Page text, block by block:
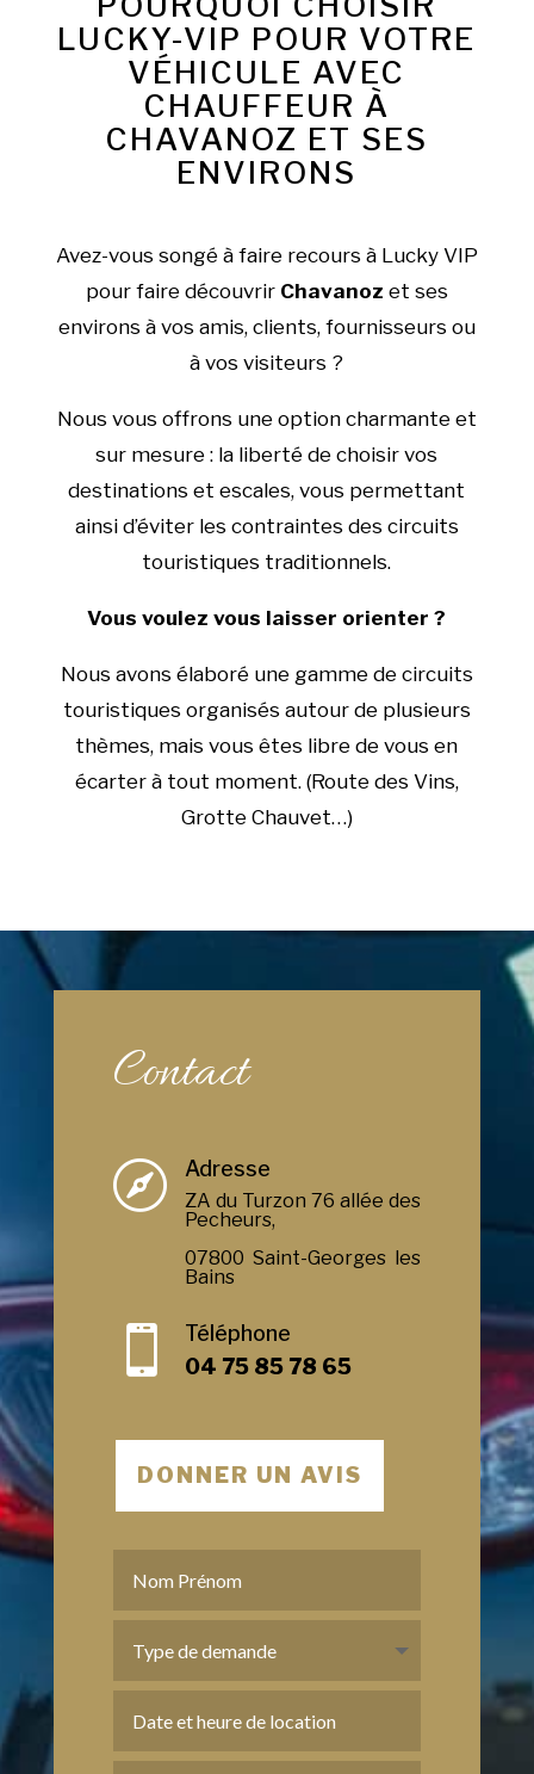
LUCKY-VIP POUR VOTRE
VÉHICULE AVEC
CHAUFFEUR À
CHAVANOZ ET SES
ENVIRONS
Avez-vous songé à faire recours à Lucky VIP
pour faire découvrir Chavanoz et ses
environs à vos amis, clients, fournisseurs ou
à vos visiteurs ?
Nous vous offrons une option charmante et
sur mesure : la liberté de choisir vos
destinations et escales, vous permettant
ainsi d’éviter les contraintes des circuits
touristiques traditionnels.
Vous voulez vous laisser orienter ?
Nous avons élaboré une gamme de circuits
touristiques organisés autour de plusieurs
thèmes, mais vous êtes libre de vous en
écarter à tout moment. (Route des Vins,
Grotte Chauvet…)
Contact
 Adresse
ZA du Turzon 76 allée des
Pecheurs,
07800 Saint-Georges les
Bains

Téléphone
04 75 85 78 65
DONNER UN AVIS